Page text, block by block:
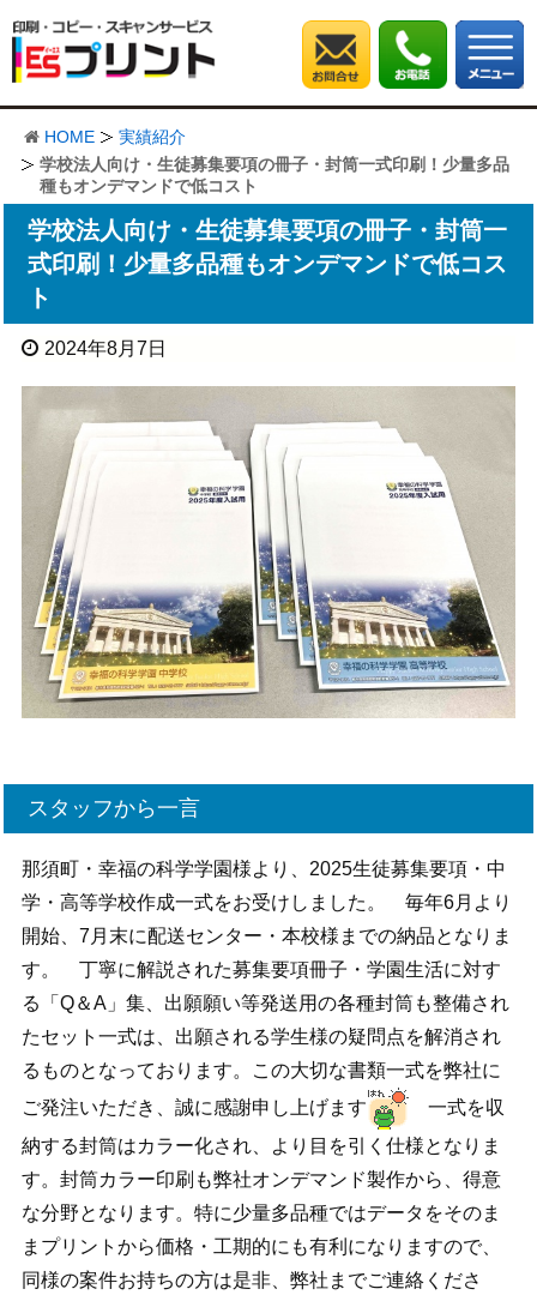
HOME
実績紹介
学校法人向け・生徒募集要項の冊子・封筒一式印刷！少量多品
種もオンデマンドで低コスト
学校法人向け・生徒募集要項の冊子・封筒一
式印刷！少量多品種もオンデマンドで低コス
ト
2024年8月7日
スタッフから一言
那須町・幸福の科学学園様より、2025生徒募集要項・中
学・高等学校作成一式をお受けしました。 毎年6月より
開始、7月末に配送センター・本校様までの納品となりま
す。 丁寧に解説された募集要項冊子・学園生活に対す
る「Q＆A」集、出願願い等発送用の各種封筒も整備され
たセット一式は、出願される学生様の疑問点を解消され
るものとなっております。この大切な書類一式を弊社に
ご発注いただき、誠に感謝申し上げます
一式を収
納する封筒はカラー化され、より目を引く仕様となりま
す。封筒カラー印刷も弊社オンデマンド製作から、得意
な分野となります。特に少量多品種ではデータをそのま
まプリントから価格・工期的にも有利になりますので、
同様の案件お持ちの方は是非、弊社までご連絡くださ